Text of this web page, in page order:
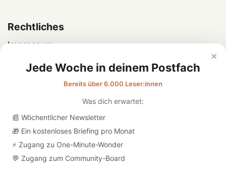
Rechtliches
Impressum
×
Jede Woche in deinem Postfach
Bereits über 6.000 Leser:innen
Was dich erwartet:
📰 Wöchentlicher Newsletter
🎁 Ein kostenloses Briefing pro Monat
⚡ Zugang zu One-Minute-Wonder
💬 Zugang zum Community-Board